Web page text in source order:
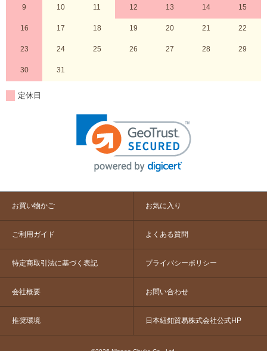
9 10 11 12 13 14 15
16 17 18 19 20 21 22
23 24 25 26 27 28 29
30 31
定休日
お買い物かご お気に入り
ご利用ガイド よくある質問
特定商取引法に基づく表記 プライバシーポリシー
会社概要 お問い合わせ
推奨環境 日本紐釦貿易株式会社公式HP